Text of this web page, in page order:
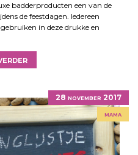
badderproducten een van de
de feestdagen. Iedereen
in deze drukke en
28 november 2017
mama